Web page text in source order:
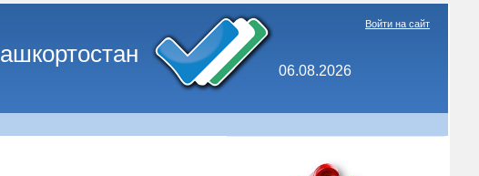
06.08.2026
Войти на сайт